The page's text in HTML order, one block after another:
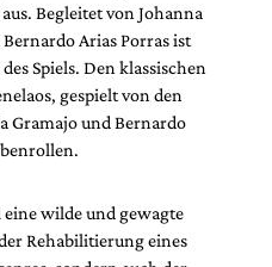
Begleitet von Johanna
Arias Porras ist
Spiels. Den klassischen
gespielt von den
Gramajo und Bernardo
eine wilde und gewagte
Rehabilitierung eines